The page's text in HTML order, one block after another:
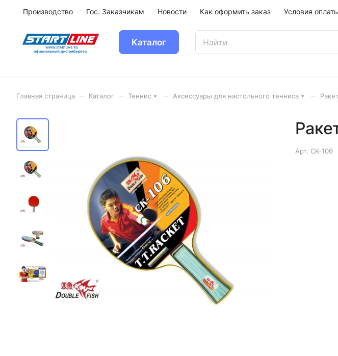
Производство Гос. Заказчикам Новости Как оформить заказ Условия
Каталог
Главная страница Каталог Теннис Аксессуары для настольного тенниса
Арт. CK-106